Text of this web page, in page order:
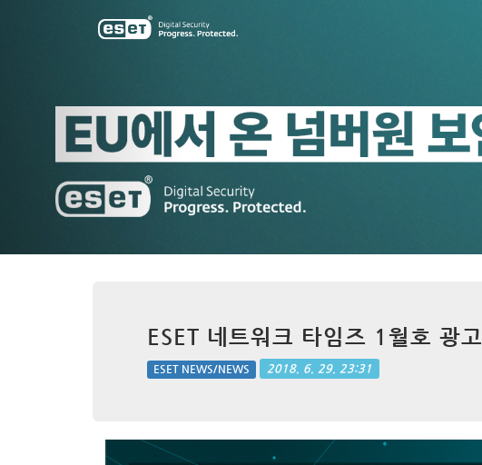
Previous
ESET 네트워크 타임즈 1월호 광고
ESET NEWS/NEWS 2018. 6. 29. 23:31